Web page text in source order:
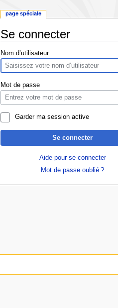
Se connecter
Aller
à
la
navigation
Aller
à
la
recherche
Nom d’utilisateur
Mot de passe
Garder ma session active
Se connecter
Aide pour se connecter
Mot de passe oublié ?
page spéciale